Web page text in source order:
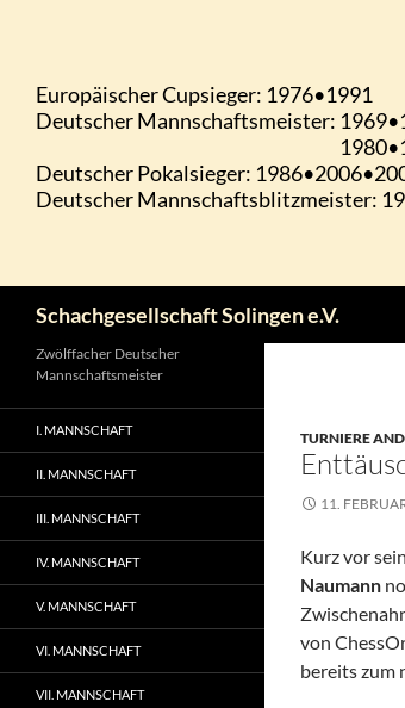
Schachgesellschaft Solingen e.V.
TURNIERE
11.
Kurz vor
Naumann
von
bereits zum
Zwölffacher Deutscher
Mannschaftsmeister
I. MANNSCHAFT
II. MANNSCHAFT
III. MANNSCHAFT
IV. MANNSCHAFT
V. MANNSCHAFT
VI. MANNSCHAFT
VII. MANNSCHAFT